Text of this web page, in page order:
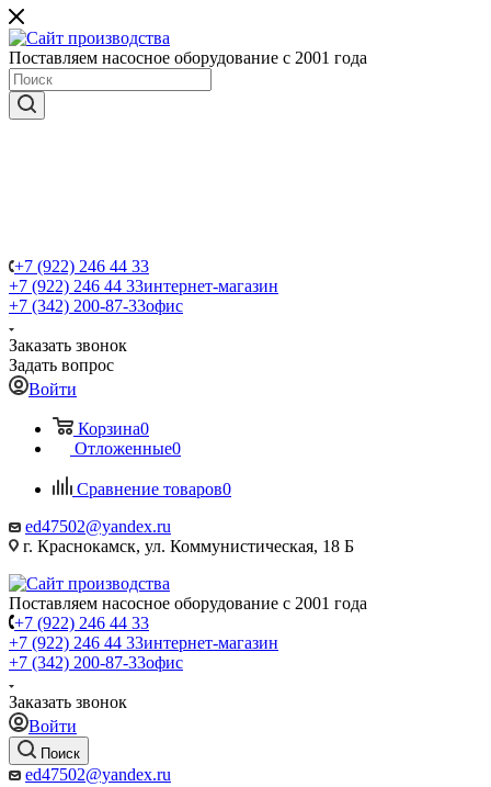
Поставляем насосное оборудование с 2001 года
+7 (922) 246 44 33
+7 (922) 246 44 33интернет-магазин
+7 (342) 200-87-33офис
Заказать звонок
Задать вопрос
Войти
Корзина0
Отложенные0
Сравнение товаров0
ed47502@yandex.ru
г. Краснокамск, ул. Коммунистическая, 18 Б
Поставляем насосное оборудование с 2001 года
+7 (922) 246 44 33
+7 (922) 246 44 33интернет-магазин
+7 (342) 200-87-33офис
Заказать звонок
Войти
Поиск
ed47502@yandex.ru